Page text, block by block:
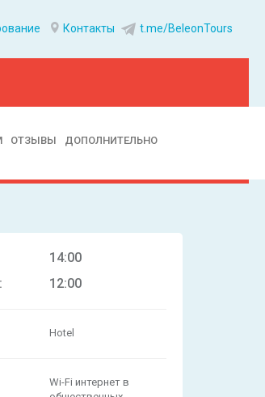
Контакты t.me/BeleonTours
ОТЗЫВЫ ДОПОЛНИТЕЛЬНО
14:00
12:00
Hotel
Wi-Fi интернет в